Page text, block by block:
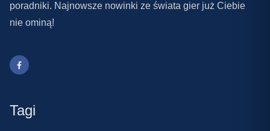
poradniki. Najnowsze nowinki ze świata gier już Ciebie
nie ominą!
Tagi